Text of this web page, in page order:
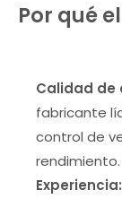
Por qué
Calidad de
fabricante
control de
rendimiento.
Experiencia: